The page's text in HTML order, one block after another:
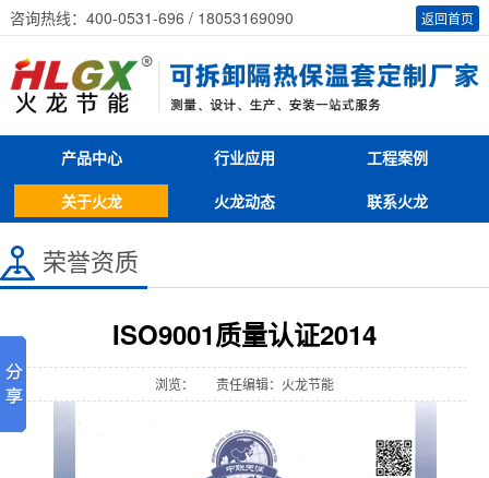
返回首页
咨询热线：400-0531-696 / 18053169090
产品中心 行业应用
工程案例
关于火龙
火龙动态 联系火龙
荣誉资质
ISO9001质量认证2014
浏览： 责任编辑：火龙节能